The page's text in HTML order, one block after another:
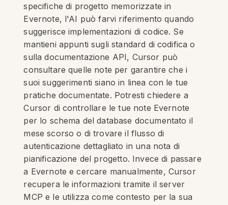
specifiche di progetto memorizzate in
Evernote, l'AI può farvi riferimento quando
suggerisce implementazioni di codice. Se
mantieni appunti sugli standard di codifica o
sulla documentazione API, Cursor può
consultare quelle note per garantire che i
suoi suggerimenti siano in linea con le tue
pratiche documentate. Potresti chiedere a
Cursor di controllare le tue note Evernote
per lo schema del database documentato il
mese scorso o di trovare il flusso di
autenticazione dettagliato in una nota di
pianificazione del progetto. Invece di passare
a Evernote e cercare manualmente, Cursor
recupera le informazioni tramite il server
MCP e le utilizza come contesto per la sua